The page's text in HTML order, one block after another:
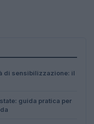
di sensibilizzazione: il
guida pratica per